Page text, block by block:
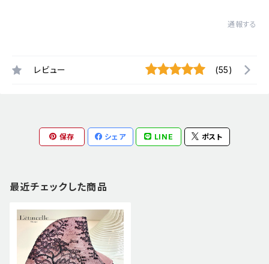
通報する
レビュー (55)
保存 シェア LINE ポスト
最近チェックした商品